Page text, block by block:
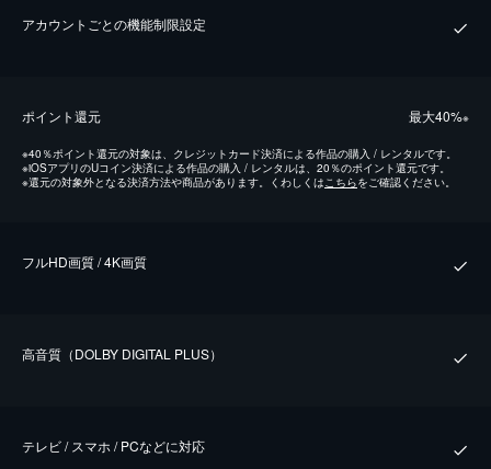
アカウントごとの機能制限設定
ポイント還元 最⼤40%※
※40％ポイント還元の対象は、クレジットカード決済による作品の購入 / レンタルです。
※iOSアプリのUコイン決済による作品の購入 / レンタルは、20％のポイント還元です。
※還元の対象外となる決済方法や商品があります。くわしくは こちらをご確認ください。
フルHD画質 / 4K画質
⾼⾳質（DOLBY DIGITAL PLUS）
テレビ / スマホ / PCなどに対応